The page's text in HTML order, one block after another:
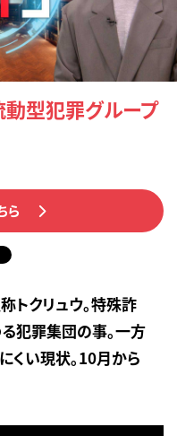
動型犯罪グループ
ら
トクリュウ。特殊詐
犯罪集団の事。一方
くい現状。10月から